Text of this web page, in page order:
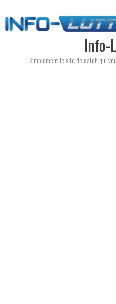
to
content
Info-
Simplement le site de catch qui